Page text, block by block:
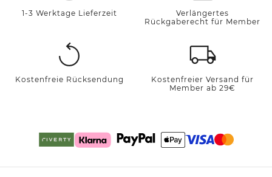
1-3 Werktage Lieferzeit
Verlängertes
Rückgaberecht für Member
Kostenfreie Rücksendung
Kostenfreier Versand für
Member ab 29€